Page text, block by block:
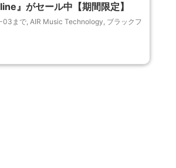
』がセール中【期間限定】
03まで, AIR Music Technology, ブラックフ